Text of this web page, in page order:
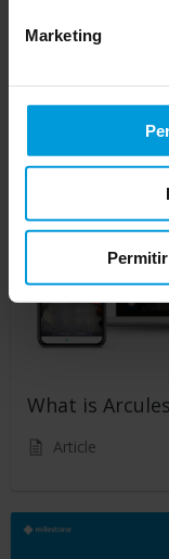
Marketing
Article
What is
Article